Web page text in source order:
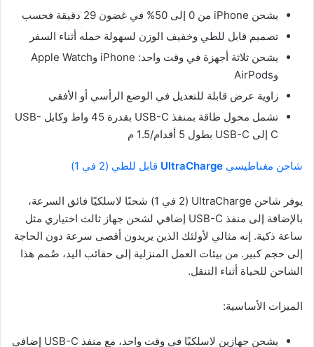
يشحن iPhone من 0 إلى 50% في غضون 29 دقيقة فحسب
تصميم قابل للطي وخفيف الوزن لسهولة حمله أثناء السفر
يشحن ثلاثة أجهزة في وقت واحد: iPhone وApple Watch
وAirPods
زاوية عرض قابلة للتعديل في الوضع الرأسي أو الأفقي
تشمل محول طاقة بمنفذ USB-C بقدرة 45 واط وكابل USB-
C إلى USB-C بطول 5 أقدام/1.5 م
شاحن مغناطيسي UltraCharge قابل للطي (2 في 1)
يوفر شاحن UltraCharge (2 في 1) شحنًا لاسلكيًا فائق السرعة،
بالإضافة إلى منفذ USB-C إضافي لشحن جهاز ثالث اختياري مثل
ساعة ذكية. إنه مثالي لأولئك الذين يريدون أقصى سرعة دون الحاجة
إلى حجم كبير. من بيئات العمل المنزلية إلى حقائب اليد، صُمم هذا
الشاحن للحياة أثناء التنقل.
الميزات الأساسية:
يشحن جهازين لاسلكيًا في وقت واحد، مع منفذ USB-C إضافي